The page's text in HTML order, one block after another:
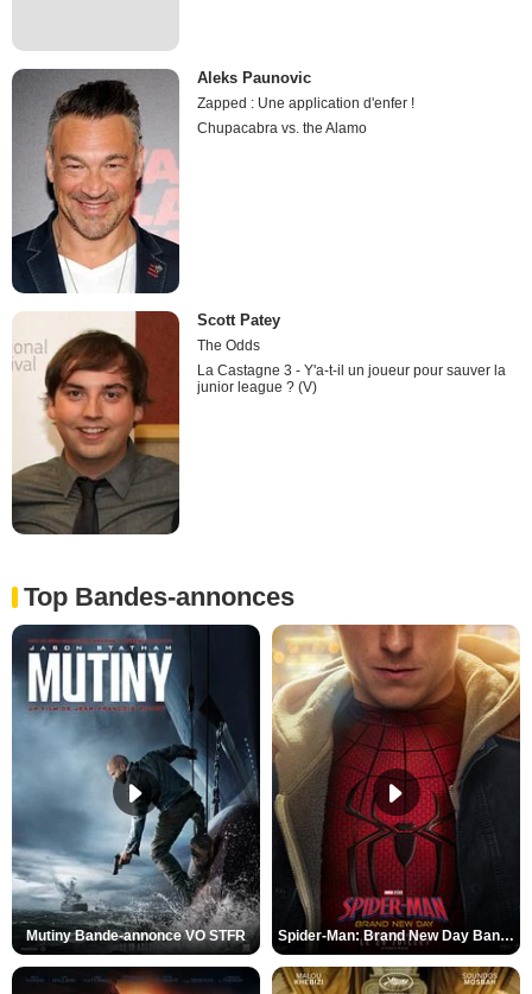
Aleks Paunovic
Zapped : Une application d'enfer !
Chupacabra vs. the Alamo
Scott Patey
The Odds
La Castagne 3 - Y'a-t-il un joueur pour sauver la
junior league ? (V)
Top Bandes-annonces
Mutiny Bande-annonce VO STFR Spider-Man: Brand New Day Bande-annonce VO STFR